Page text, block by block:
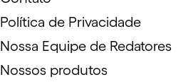
Política de Privacidade
Nossa Equipe de Redatores
Nossos produtos